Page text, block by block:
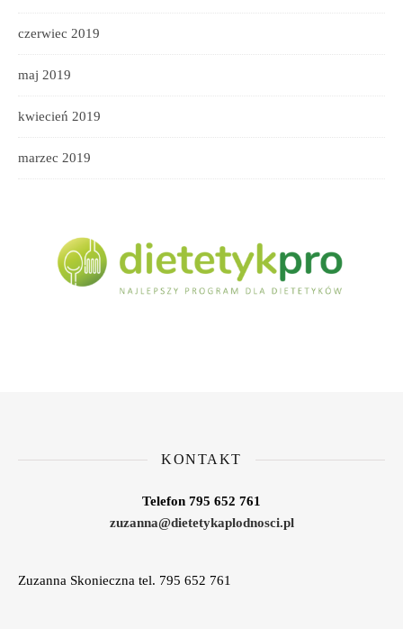
czerwiec 2019
maj 2019
kwiecień 2019
marzec 2019
KONTAKT
Telefon 795 652 761
zuzanna@dietetykaplodnosci.pl
Zuzanna Skonieczna tel. 795 652 761